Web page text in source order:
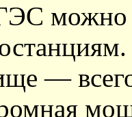
можно
—